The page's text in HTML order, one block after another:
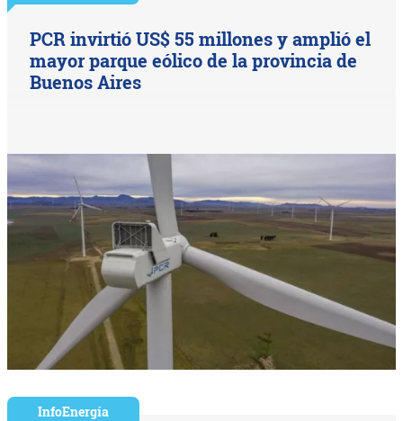
PCR invirtió US$ 55 millones y amplió el
mayor parque eólico de la provincia de
Buenos Aires
InfoEnergía